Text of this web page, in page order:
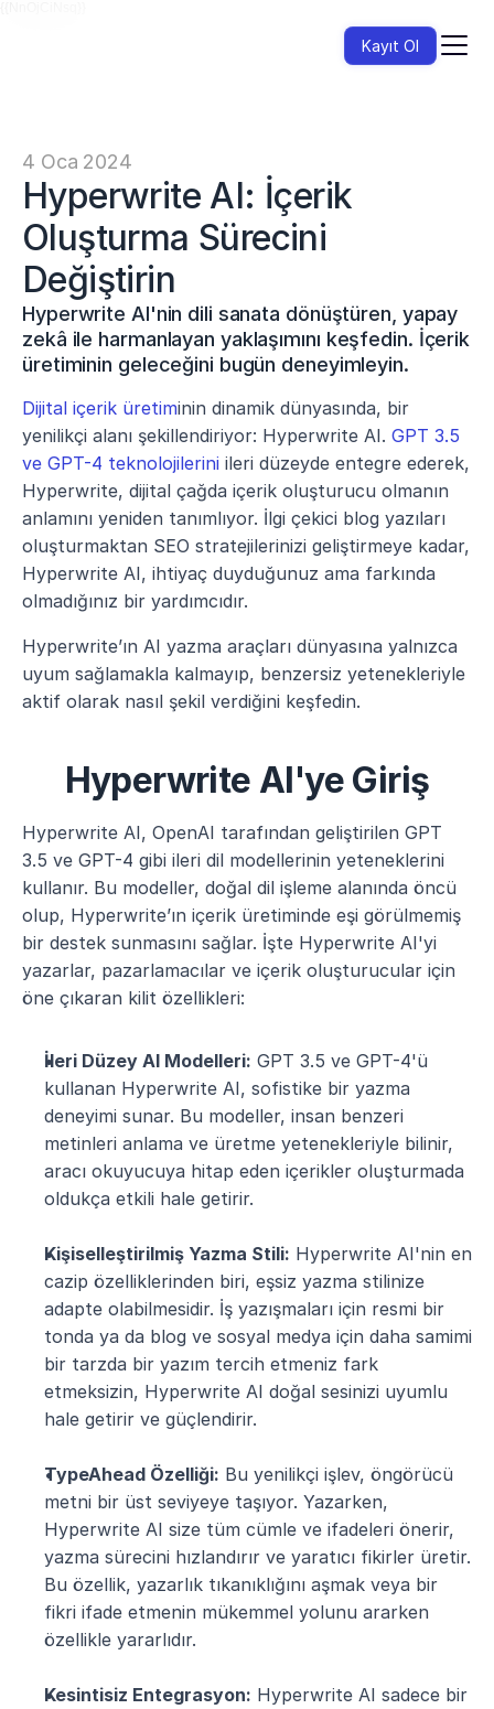
4 Oca 2024
Hyperwrite AI: İçerik
Oluşturma Sürecini
Değiştirin
Hyperwrite AI'nin dili sanata dönüştüren, yapay
zekâ ile harmanlayan yaklaşımını keşfedin. İçerik
üretiminin geleceğini bugün deneyimleyin.
Dijital içerik üretiminin dinamik dünyasında, bir
yenilikçi alanı şekillendiriyor: Hyperwrite AI. GPT 3.5
ve GPT-4 teknolojilerini ileri düzeyde entegre ederek,
Hyperwrite, dijital çağda içerik oluşturucu olmanın
anlamını yeniden tanımlıyor. İlgi çekici blog yazıları
oluşturmaktan SEO stratejilerinizi geliştirmeye kadar,
Hyperwrite AI, ihtiyaç duyduğunuz ama farkında
olmadığınız bir yardımcıdır.
Hyperwrite’ın AI yazma araçları dünyasına yalnızca
uyum sağlamakla kalmayıp, benzersiz yetenekleriyle
aktif olarak nasıl şekil verdiğini keşfedin.
Hyperwrite AI'ye Giriş
Hyperwrite AI, OpenAI tarafından geliştirilen GPT
3.5 ve GPT-4 gibi ileri dil modellerinin yeteneklerini
kullanır. Bu modeller, doğal dil işleme alanında öncü
olup, Hyperwrite’ın içerik üretiminde eşi görülmemiş
bir destek sunmasını sağlar. İşte Hyperwrite AI'yi
yazarlar, pazarlamacılar ve içerik oluşturucular için
öne çıkaran kilit özellikleri:
İleri Düzey AI Modelleri: GPT 3.5 ve GPT-4'ü
kullanan Hyperwrite AI, sofistike bir yazma
deneyimi sunar. Bu modeller, insan benzeri
metinleri anlama ve üretme yetenekleriyle bilinir,
aracı okuyucuya hitap eden içerikler oluşturmada
oldukça etkili hale getirir.
Kişiselleştirilmiş Yazma Stili: Hyperwrite AI'nin en
cazip özelliklerinden biri, eşsiz yazma stilinize
adapte olabilmesidir. İş yazışmaları için resmi bir
tonda ya da blog ve sosyal medya için daha samimi
bir tarzda bir yazım tercih etmeniz fark
etmeksizin, Hyperwrite AI doğal sesinizi uyumlu
hale getirir ve güçlendirir.
TypeAhead Özelliği: Bu yenilikçi işlev, öngörücü
metni bir üst seviyeye taşıyor. Yazarken,
Hyperwrite AI size tüm cümle ve ifadeleri önerir,
yazma sürecini hızlandırır ve yaratıcı fikirler üretir.
Bu özellik, yazarlık tıkanıklığını aşmak veya bir
fikri ifade etmenin mükemmel yolunu ararken
özellikle yararlıdır.
Kesintisiz Entegrasyon: Hyperwrite AI sadece bir
Kayıt Ol